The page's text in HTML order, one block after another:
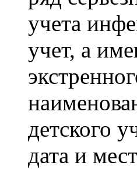
учета
учет, а
детского
дата и